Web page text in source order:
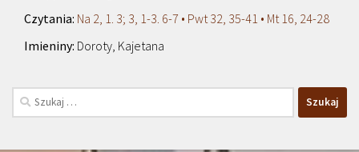
Na 2, 1. 3; 3, 1-3. 6-7 • Pwt 32, 35-41 • Mt 16, 24-28
Doroty, Kajetana
Szukaj: